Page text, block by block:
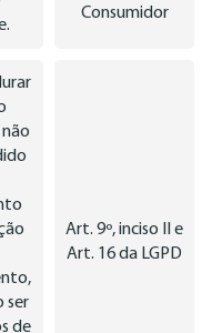
Consumidor
ser
de
Art. 9º, inciso II e
Art. 16 da LGPD